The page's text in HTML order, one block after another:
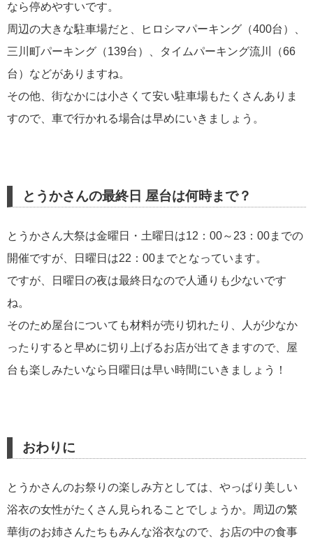
なら停めやすいです。
周辺の大きな駐車場だと、ヒロシマパーキング（400台）、
三川町パーキング（139台）、タイムパーキング流川（66
台）などがありますね。
その他、街なかには小さくて安い駐車場もたくさんありま
すので、車で行かれる場合は早めにいきましょう。
とうかさんの最終日 屋台は何時まで？
とうかさん大祭は金曜日・土曜日は12：00～23：00までの
開催ですが、日曜日は22：00までとなっています。
ですが、日曜日の夜は最終日なので人通りも少ないです
ね。
そのため屋台についても材料が売り切れたり、人が少なか
ったりすると早めに切り上げるお店が出てきますので、屋
台も楽しみたいなら日曜日は早い時間にいきましょう！
おわりに
とうかさんのお祭りの楽しみ方としては、やっぱり美しい
浴衣の女性がたくさん見られることでしょうか。周辺の繁
華街のお姉さんたちもみんな浴衣なので、お店の中の食事